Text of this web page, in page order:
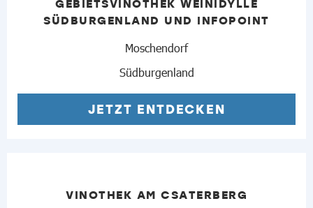
GEBIETSVINOTHEK WEINIDYLLE
SÜDBURGENLAND UND INFOPOINT
Moschendorf
Südburgenland
JETZT ENTDECKEN
VINOTHEK AM CSATERBERG